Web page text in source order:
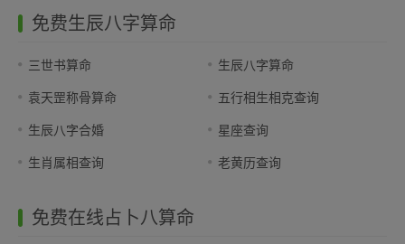
免费生辰八字算命
三世书算命 生辰八字算命
袁天罡称骨算命 五行相生相克查询
生辰八字合婚 星座查询
生肖属相查询 老黄历查询
免费在线占卜八算命